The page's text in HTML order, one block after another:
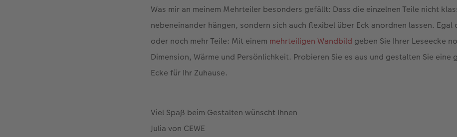
Was mir an meinem Mehrteiler besonders gefällt: Dass die einzelnen Teile nicht
nebeneinander hängen, sondern sich auch flexibel über Eck anordnen lassen. Egal
oder noch mehr Teile: Mit einem mehrteiligen Wandbild geben Sie Ihrer Leseecke
Dimension, Wärme und Persönlichkeit. Probieren Sie es aus und gestalten Sie eine
Ecke für Ihr Zuhause.
Viel Spaß beim Gestalten wünscht Ihnen
Julia von CEWE